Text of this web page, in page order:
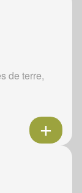
de terre,